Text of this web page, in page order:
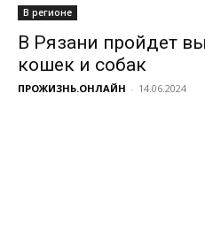
В регионе
В Рязани пройдет
кошек и собак
ПРОЖИЗНЬ.ОНЛАЙН - 14.06.2024